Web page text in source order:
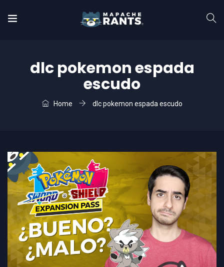
dlc pokemon espada
escudo
Home dlc pokemon espada escudo